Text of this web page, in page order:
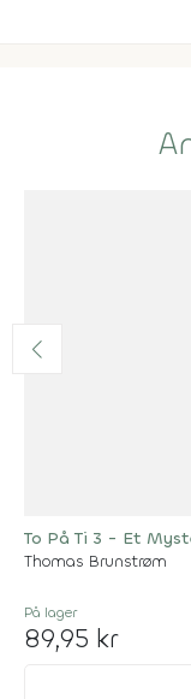
To På Ti 3 - Et
Thomas Brunstrøm
På lager
89,95 kr